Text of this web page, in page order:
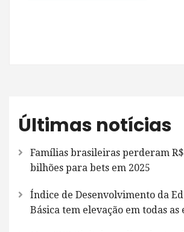
Últimas notícias
Famílias brasileiras perderam R$
bilhões para bets em 2025
Índice de Desenvolvimento da
Básica tem elevação em todas as